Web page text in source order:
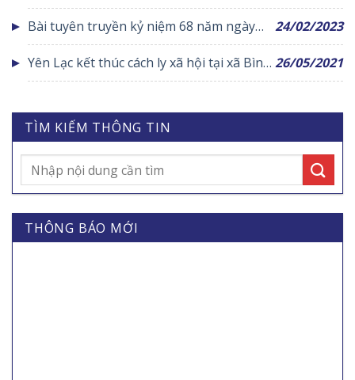
Bài tuyên truyền kỷ niệm 68 năm ngày
thầy thuốc việt nam (27/2/1955 –
27/2/2023)
24/02/2023
Yên Lạc kết thúc cách ly xã hội tại xã Bình
Định Yên Đồng và Thị trấn Yên Lạc
26/05/2021
TÌM KIẾM THÔNG TIN
THÔNG BÁO MỚI